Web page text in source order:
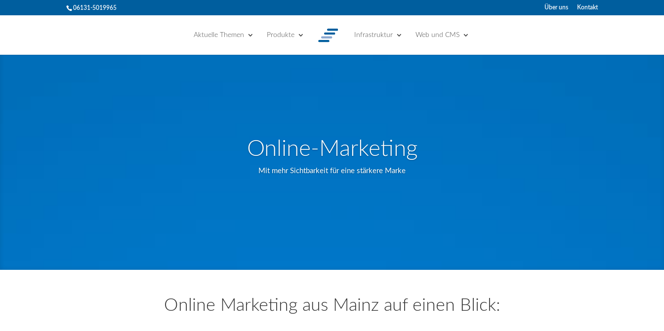
06131-5019965 Über uns Kontakt
Aktuelle Themen Produkte Infrastruktur Web und CMS
Online-Marketing
Mit mehr Sichtbarkeit für eine stärkere Marke
Online Marketing aus Mainz auf einen Blick: